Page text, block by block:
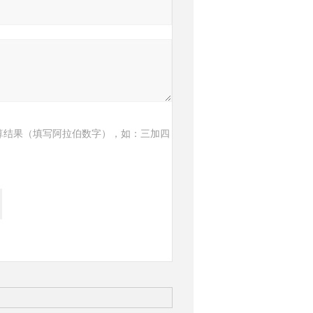
结果（填写阿拉伯数字），如：三加四